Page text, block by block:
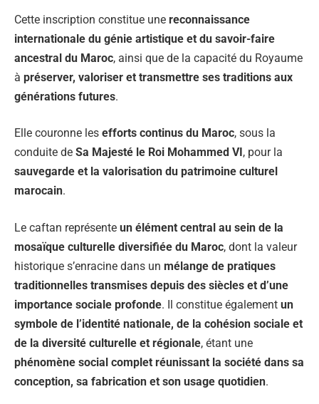
Cette inscription constitue une reconnaissance
internationale du génie artistique et du savoir-faire
ancestral du Maroc, ainsi que de la capacité du Royaume
à préserver, valoriser et transmettre ses traditions aux
générations futures.
Elle couronne les efforts continus du Maroc, sous la
conduite de Sa Majesté le Roi Mohammed VI , pour la
sauvegarde et la valorisation du patrimoine culturel
marocain.
Le caftan représente un élément central au sein de la
mosaïque culturelle diversifiée du Maroc, dont la valeur
historique s’enracine dans un mélange de pratiques
traditionnelles transmises depuis des siècles et d’une
importance sociale profonde. Il constitue également un
symbole de l’identité nationale, de la cohésion sociale et
de la diversité culturelle et régionale, étant une
phénomène social complet réunissant la société dans sa
conception, sa fabrication et son usage quotidien.